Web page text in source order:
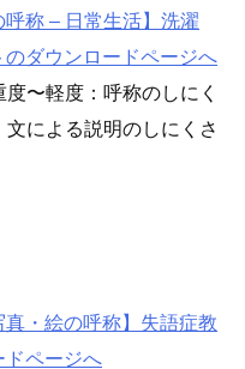
呼称 – 日常生活】洗濯
ダウンロードページへ
〜軽度：呼称のしにく
による説明のしにくさ
真・絵の呼称】失語症教
ドページへ